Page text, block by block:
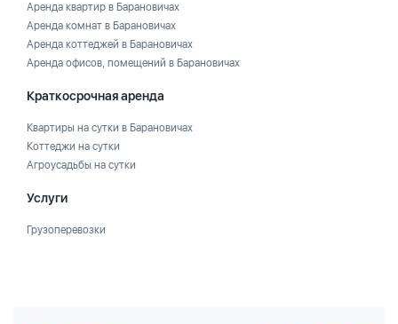
Аренда квартир в Барановичах
Аренда комнат в Барановичах
Аренда коттеджей в Барановичах
Аренда офисов, помещений в Барановичах
Краткосрочная аренда
Квартиры на сутки в Барановичах
Коттеджи на сутки
Агроусадьбы на сутки
Услуги
Грузоперевозки